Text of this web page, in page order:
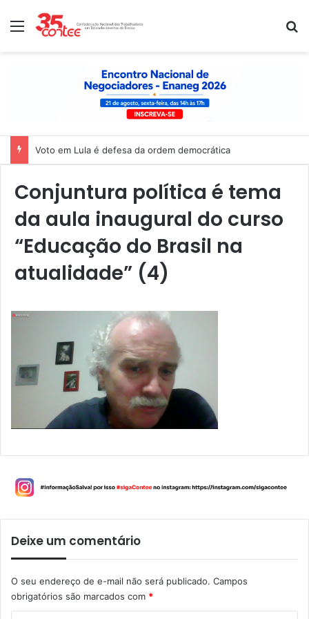
Menu
Voto em Lula é defesa da ordem democrática
Conjuntura política é tema
da aula inaugural do curso
“Educação do Brasil na
atualidade” (4)
Deixe um comentário
O seu endereço de e-mail não será publicado. Campos
obrigatórios são marcados com *